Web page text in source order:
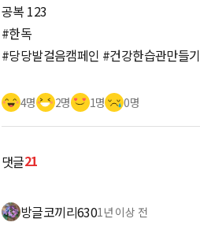
공복 123
#한독
#당당발걸음캠페인 #건강한습관만들기
4명 2명 1명 0명
댓글21
방글코끼리6301년 이상 전